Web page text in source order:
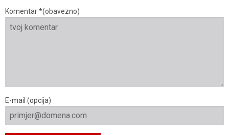
Komentar *(obavezno)
E-mail (opcija)